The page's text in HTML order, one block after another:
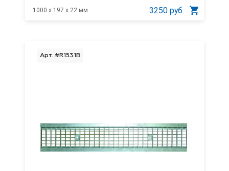
1000 x 197 x 22 мм. 3250 руб.
Арт. #R1531В